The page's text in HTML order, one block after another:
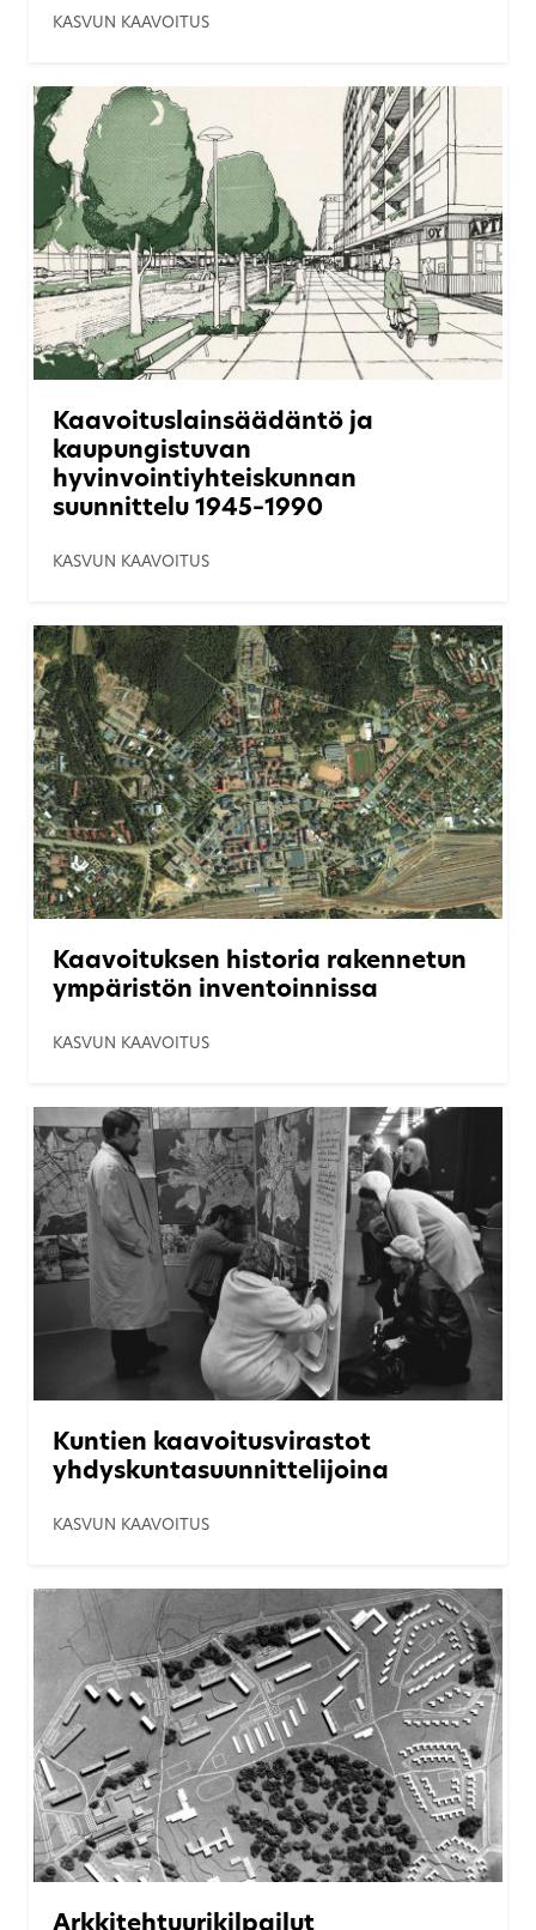
KASVUN KAAVOITUS
Kaavoituslainsäädäntö ja
kaupungistuvan
hyvinvointiyhteiskunnan
suunnittelu 1945–1990
KASVUN KAAVOITUS
Kaavoituksen historia rakennetun
ympäristön inventoinnissa
KASVUN KAAVOITUS
Kuntien kaavoitusvirastot
yhdyskuntasuunnittelijoina
KASVUN KAAVOITUS
Arkkitehtuurikilpailut